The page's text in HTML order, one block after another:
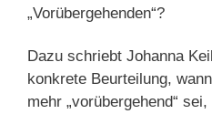
„Vorübergehenden“?
Dazu schriebt Johanna
konkrete Beurteilung,
mehr „vorübergehend“